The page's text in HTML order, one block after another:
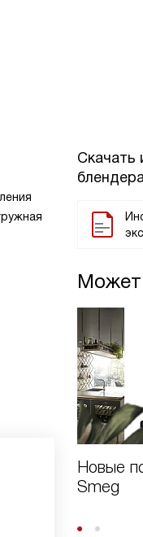
Скачать
Может
Новые
Smeg